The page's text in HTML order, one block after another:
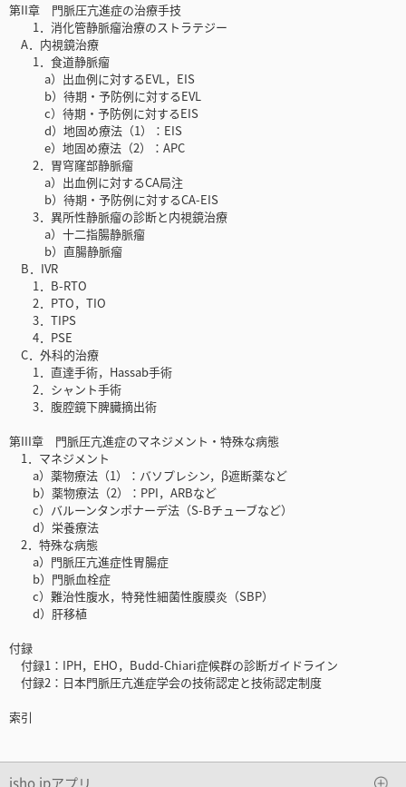
第II章 門脈圧亢進症の治療手技
1．消化管静脈瘤治療のストラテジー
A．内視鏡治療
1．食道静脈瘤
a）出血例に対するEVL，EIS
b）待期・予防例に対するEVL
c）待期・予防例に対するEIS
d）地固め療法（1）：EIS
e）地固め療法（2）：APC
2．胃穹窿部静脈瘤
a）出血例に対するCA局注
b）待期・予防例に対するCA-EIS
3．異所性静脈瘤の診断と内視鏡治療
a）十二指腸静脈瘤
b）直腸静脈瘤
B．IVR
1．B-RTO
2．PTO，TIO
3．TIPS
4．PSE
C．外科的治療
1．直達手術，Hassab手術
2．シャント手術
3．腹腔鏡下脾臓摘出術
第III章 門脈圧亢進症のマネジメント・特殊な病態
1．マネジメント
a）薬物療法（1）：バソプレシン，β遮断薬など
b）薬物療法（2）：PPI，ARBなど
c）バルーンタンポナーデ法（S-Bチューブなど）
d）栄養療法
2．特殊な病態
a）門脈圧亢進症性胃腸症
b）門脈血栓症
c）難治性腹水，特発性細菌性腹膜炎（SBP）
d）肝移植
付録
付録1：IPH，EHO，Budd-Chiari症候群の診断ガイドライン
付録2：日本門脈圧亢進症学会の技術認定と技術認定制度
索引
isho.jpアプリ